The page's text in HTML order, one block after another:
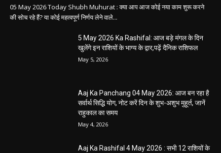
05 May 2026 Today Shubh Muhurat : क्या आप आज कोई नया काम शुरू करने
की सोच रहे हैं? या कोई महत्वपूर्ण निर्णय लेने वाले...
5 May 2026 Ka Rashifal: आज बड़े मंगल के दिन
खुलेंगे इन राशियों के भाग्य के द्वार,पढ़ें दैनिक राशिफल
May 5, 2026
Aaj Ka Panchang 04 May 2026: आज बन रहा है
सर्वार्थ सिद्धि योग, नोट करें दिन के शुभ-अशुभ मुहूर्त, जानें
राहुकाल का समय
May 4, 2026
Aaj Ka Rashifal 4 May 2026 : सभी 12 राशियों के